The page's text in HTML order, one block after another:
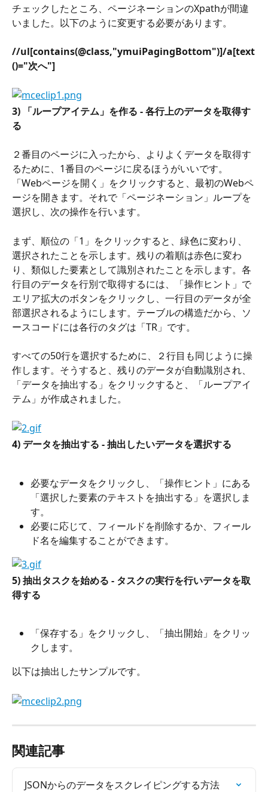
チェックしたところ、ページネーションのXpathが間違
いました。以下のように変更する必要があります。
//ul[contains(@class,"ymuiPagingBottom")]/a[text
()="次へ"]
3) 「ループアイテム」を作る - 各行上のデータを取得す
る
２番目のページに入ったから、よりよくデータを取得す
るために、1番目のページに戻るほうがいいです。
「Webページを開く」をクリックすると、最初のWebペ
ージを開きます。それで「ページネーション」ループを
選択し、次の操作を行います。
まず、順位の「1」をクリックすると、緑色に変わり、
選択されたことを示します。残りの着順は赤色に変わ
り、類似した要素として識別されたことを示します。各
行目のデータを行別で取得するには、「操作ヒント」で
エリア拡大のボタンをクリックし、一行目のデータが全
部選択されるようにします。テーブルの構造だから、ソ
ースコードには各行のタグは「TR」です。
すべての50行を選択するために、２行目も同じように操
作します。そうすると、残りのデータが自動識別され、
「データを抽出する」をクリックすると、「ループアイ
テム」が作成されました。
4) データを抽出する - 抽出したいデータを選択する
必要なデータをクリックし、「操作ヒント」にある
「選択した要素のテキストを抽出する」を選択しま
す。
必要に応じて、フィールドを削除するか、フィール
ド名を編集することができます。
5) 抽出タスクを始める - タスクの実行を行いデータを取
得する
「保存する」をクリックし、「抽出開始」をクリッ
クします。
以下は抽出したサンプルです。
関連記事
JSONからのデータをスクレイピングする方法